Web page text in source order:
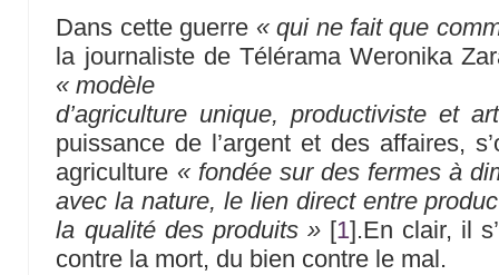
Dans cette guerre « qui ne fait que
la journaliste de Télérama Weronika
« modèle
d’agriculture unique, productiviste et
puissance de l’argent et des affaires,
agriculture « fondée sur des fermes à
avec la nature, le lien direct entre
la qualité des produits »[1].En clair, il
contre la mort, du bien contre le mal.